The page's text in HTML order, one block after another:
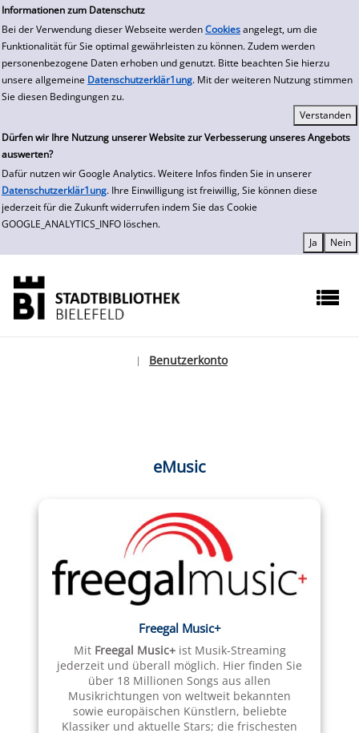
Informationen zum Datenschutz
Bei der Verwendung dieser Webseite werden Cookies angelegt, um die
Funktionalität für Sie optimal gewährleisten zu können. Zudem werden
personenbezogene Daten erhoben und genutzt. Bitte beachten Sie hierzu
unsere allgemeine Datenschutzerklär1ung. Mit der weiteren Nutzung stimmen
Sie diesen Bedingungen zu.
Dürfen wir Ihre Nutzung unserer Website zur Verbesserung unseres Angebots
auswerten?
Dafür nutzen wir Google Analytics. Weitere Infos finden Sie in unserer
Datenschutzerklär1ung. Ihre Einwilligung ist freiwillig, Sie können diese
jederzeit für die Zukunft widerrufen indem Sie das Cookie
GOOGLE_ANALYTICS_INFO löschen.
zur Navigation springen
zum Inhalt springen
Benutzerkonto
eMusic
Freegal Music+
Mit Freegal Music+ist Musik-Streaming
jederzeit und überall möglich. Hier finden Sie
über 18 Millionen Songs aus allen
Musikrichtungen von weltweit bekannten
sowie europäischen Künstlern, beliebte
Klassiker und aktuelle Stars; die frischesten